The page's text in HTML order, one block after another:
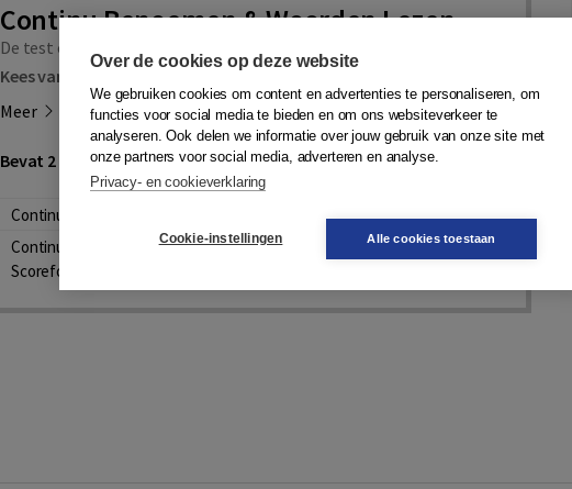
Continu Benoemen & Woorden Lezen
De test om leerlingen te screenen op taal- en leesstoornissen
Kees van den Bos
Henk Lutje Spelberg
Meer
Bevat 2 onderdelen, prijs vanaf 67,75 Bekijk nu
Continu Benoemen en Woorden Lezen | Basisset
343,25
Continu Benoemen & Woorden Lezen |
Scoreformulieren en credits om te normeren
67,75
Over de cookies op deze website
We gebruiken cookies om content en advertenties te personaliseren, om
functies voor social media te bieden en om ons websiteverkeer te
analyseren. Ook delen we informatie over jouw gebruik van onze site met
onze partners voor social media, adverteren en analyse.
Privacy- en cookieverklaring
Cookie-instellingen Alle cookies toestaan